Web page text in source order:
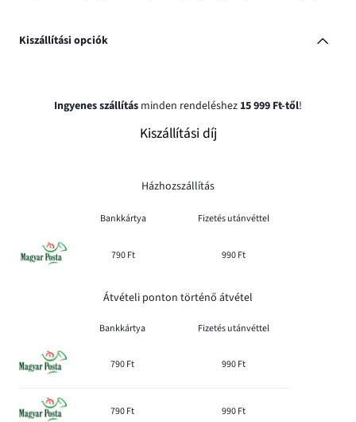
Kiszállítási opciók
Ingyenes szállítás minden rendeléshez 15 999 Ft-től!
Kiszállítási díj
Házhozszállítás
Bankkártya Fizetés utánvéttel
790 Ft 990 Ft
Átvételi ponton történő átvétel
Bankkártya Fizetés utánvéttel
790 Ft 990 Ft
790 Ft 990 Ft